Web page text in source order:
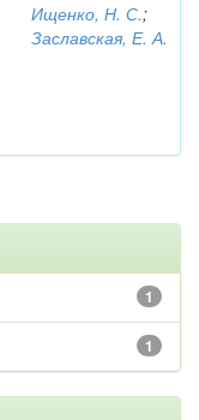
Ищенко, Н. С.;
Заславская, Е. А.
1
1